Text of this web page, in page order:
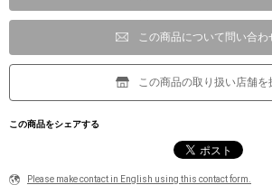
この商品について問い合わ
この商品の取り扱い店舗を
この商品をシェアする
Please make contact in English using this contact form.